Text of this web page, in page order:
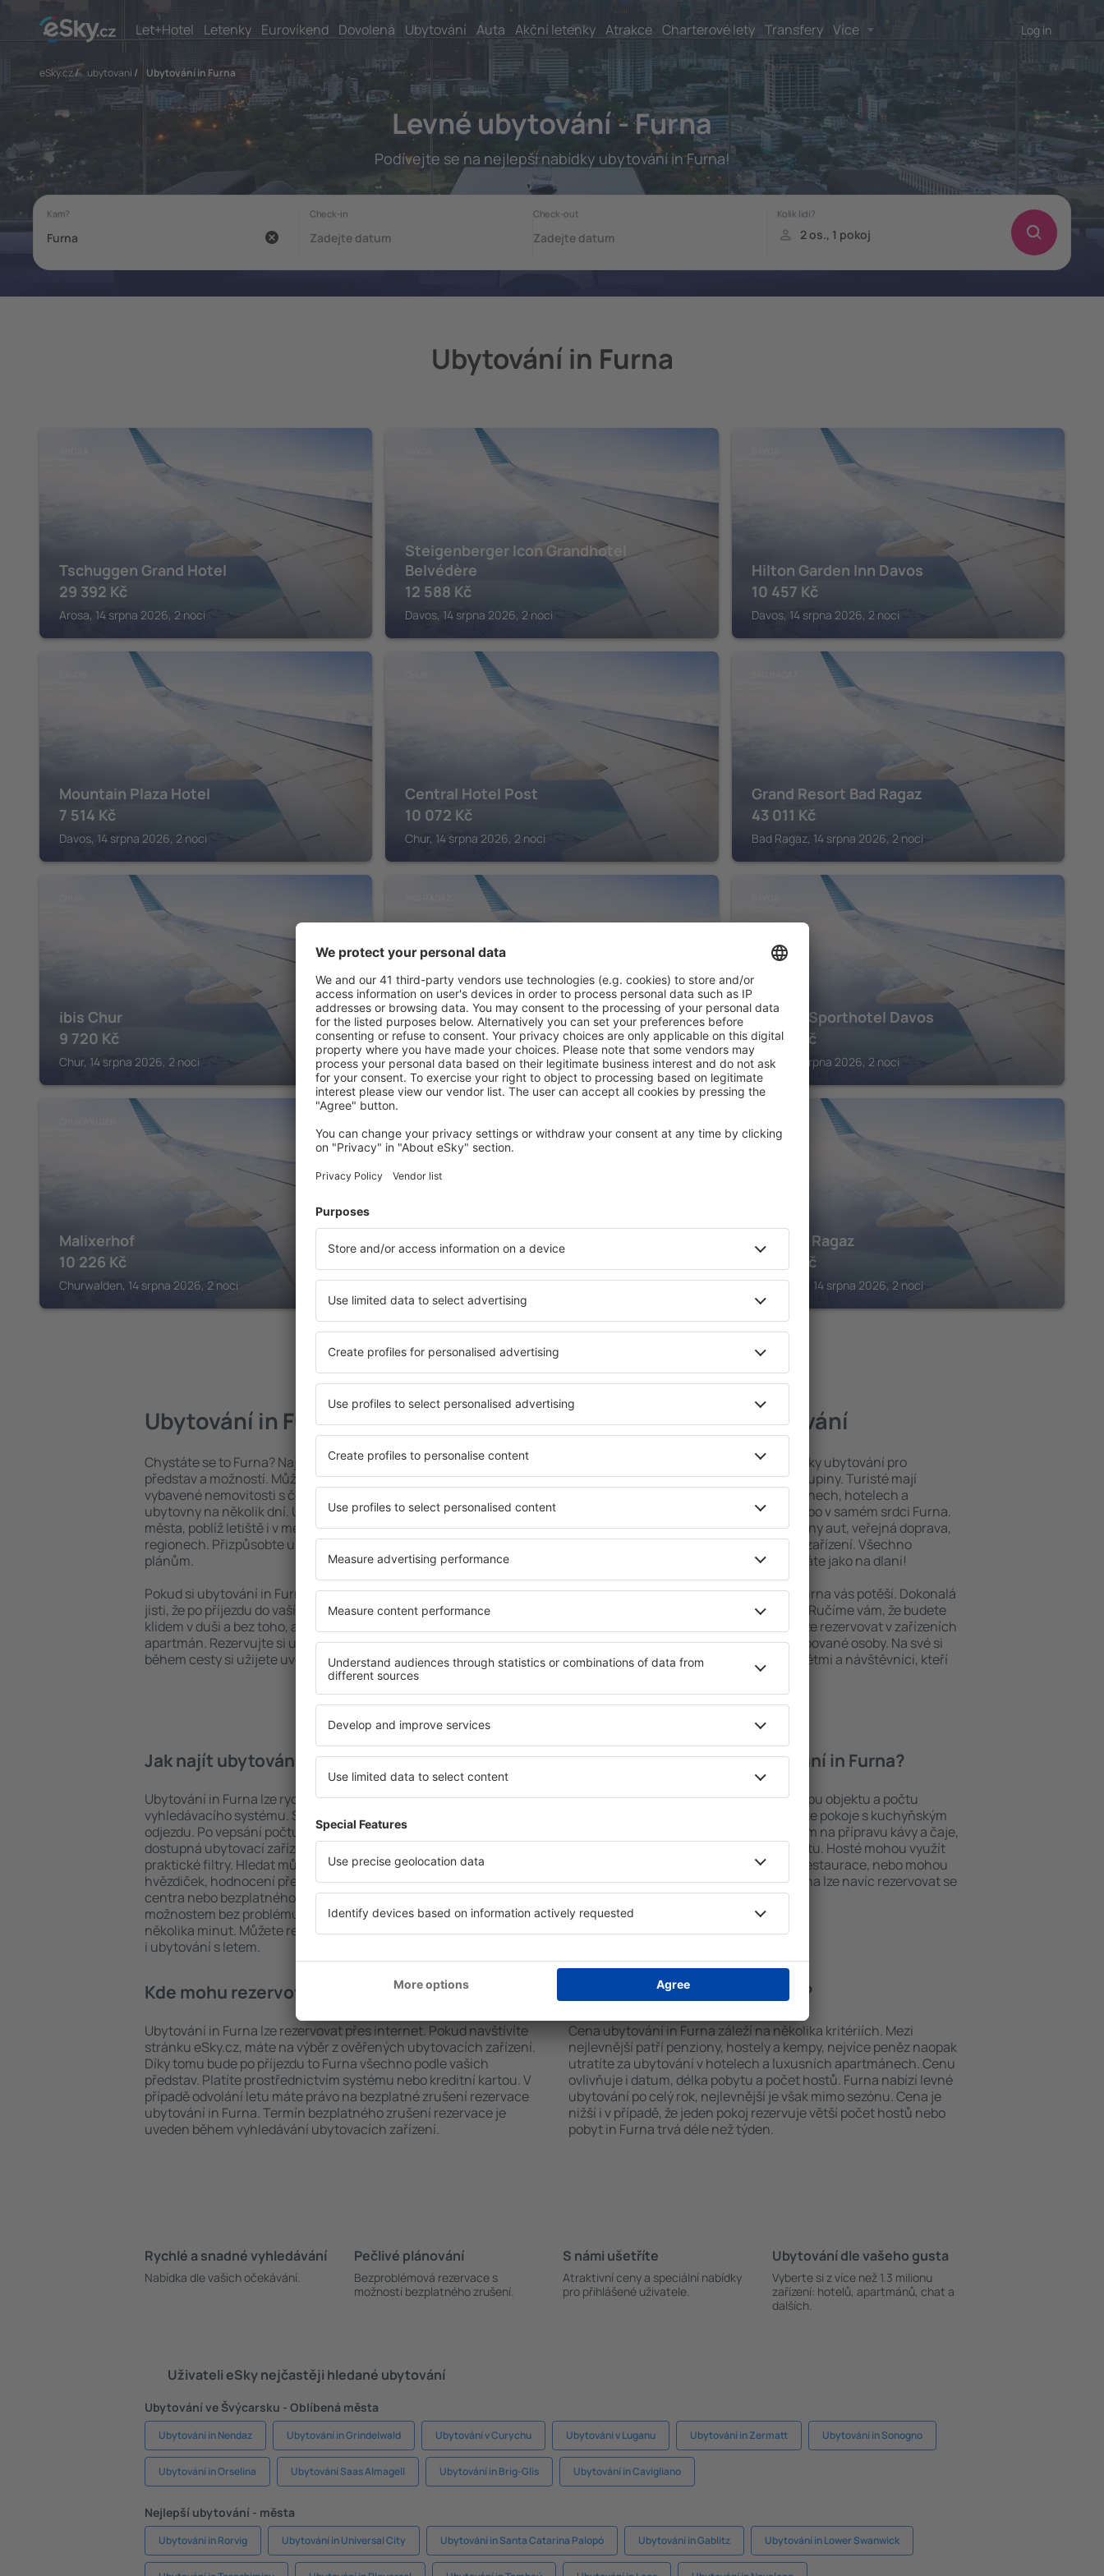
Let+Hotel Letenky Eurovíkend Dovolená Ubytování Auta Akční letenky Atrakce Charterové lety Transfery Více Log in
eSky.cz/ ubytovani / Ubytování in Furna
Levné ubytování - Furna
Podívejte se na nejlepší nabídky ubytování in Furna!
Ubytování in Furna
Tschuggen Grand Hotel
29 392 Kč
Arosa, 14 srpna 2026, 2 noci
Steigenberger Icon Grandhotel
Belvédère
12 588 Kč
Davos, 14 srpna 2026, 2 noci
Hilton Garden Inn Davos
10 457 Kč
Davos, 14 srpna 2026, 2 noci
Mountain Plaza Hotel
7 514 Kč
Davos, 14 srpna 2026, 2 noci
Central Hotel Post
10 072 Kč
Chur, 14 srpna 2026, 2 noci
Grand Resort Bad Ragaz
43 011 Kč
Bad Ragaz, 14 srpna 2026, 2 noci
ibis Chur
9 720 Kč
Chur, 14 srpna 2026, 2 noci
Sorell Hotel Tamina Bad Ragaz
12 790Kč
Bad Ragaz, 14 srpna 2026, 2 noci
Central Sporthotel Davos
12 937
Kč
Davos, 14 srpna 2026, 2 noci
Malixerhof
10 226 Kč
Churwalden, 14 srpna 2026, 2 noci
Morosani Schweizerhof
Davos, 14 srpna 2026, 2 noci
Schloss Ragaz
Kč
Bad Ragaz, 14 srpna 2026, 2 noci
Podívejte se na další nabídky in Furna
Ubytování in Furna
Chystáte se to Furna? Najděte si ubytování přesně podle vašich
představ a možností. Můžete využít prostorné, komfortně
vybavené nemovitosti s četnými vymoženostmi, jakož i levné
ubytovny na několik dní. Ubytování in Furna je dostupné v centru
města, poblíž letiště i v méně vyhledávaných okresech nebo
regionech. Přizpůsobte ubytování vašim potřebám a dalším
plánům.
Pokud si ubytování in Furna zarezervujete včas, můžete si být
jisti, že po příjezdu do vaší destinace si budete moci odpočinout s
klidem v duši a bez toho, abyste museli hledat hotel nebo
apartmán. Rezervujte si ubytování před odjezdem to Furna a
během cesty si užijete uvolněnou atmosféru.
Furna – nejlepší ubytování
in Furna si můžete vybrat ze široké nabídky ubytování pro
jednotlivce, páry, rodiny, seniory nebo skupiny. Turisté mají
možnost přenocovat v různých apartmánech, hotelech a
penzionech – v poklidných oblastech nebo v samém srdci Furna.
Mezi další výhody patří i nedaleké půjčovny aut, veřejná doprava,
četné obchody, restaurační a rekreační zařízení. Všechno
nezbytné pro nezapomenutelný výlet máte jako na dlani!
Pokud toužíte po luxusním ubytování, Furna vás potěší. Dokonalá
dovolená nebo úspěšná služební cesta? Ručíme vám, že budete
nadmíru spokojeni. Ubytování in Furna lze rezervovat v zařízeních
s bezbariérovým přístupem pro handicapované osoby. Na své si
přijdou i rodiny s batolaty nebo malými dětmi a návštěvníci, kteří
Jak najít ubytování in Furna?
Ubytování in Furna lze rychle najít prostřednictvím našeho
vyhledávacího systému. Stačí uvést cíl cesty a termín příjezdu a
odjezdu. Po vepsání počtu cestujících systém rychle najde
dostupná ubytovací zařízení in Furna. Výběr ubytování usnadní i
praktické filtry. Hledat můžete podle typu zařízení, počtu
hvězdiček, hodnocení předchozích návštěvníků, vzdálenosti od
centra nebo bezplatného zrušení rezervace. Díky těmto
možnostem bez problému najdete ubytování in Furna v průběhu
několika minut. Můžete rezervovat pouze ubytovací zařízení nebo
i ubytování s letem.
Jaké vybavení nabízí ubytování in Furna?
Vybavení ubytování in Furna záleží na typu objektu a počtu
hvězdiček. V dostupných místech najdete pokoje s kuchyňským
koutem, balkonem, klimatizací, přístrojem na přípravu kávy a čaje,
sadou ručníků nebo přístupem k internetu. Hosté mohou využít
bezplatné parkování, objednat si jídla z restaurace, nebo mohou
zvolit hotel s bazénem. Ubytování in Furna lze navíc rezervovat se
službou přepravy z nebo na letiště.
Kde mohu rezervovat ubytování in Furna?
Ubytování in Furna lze rezervovat přes internet. Pokud navštívíte
stránku eSky.cz, máte na výběr z ověřených ubytovacích zařízení.
Díky tomu bude po příjezdu to Furna všechno podle vašich
představ. Platíte prostřednictvím systému nebo kreditní kartou. V
případě odvolání letu máte právo na bezplatné zrušení rezervace
ubytování in Furna. Termín bezplatného zrušení rezervace je
uveden během vyhledávání ubytovacích zařízení.
Kolik stojí ubytování in Furna?
Cena ubytování in Furna záleží na několika kritériích. Mezi
nejlevnější patří penziony, hostely a kempy, nejvíce peněz naopak
utratíte za ubytování v hotelech a luxusních apartmánech. Cenu
ovlivňuje i datum, délka pobytu a počet hostů. Furna nabízí levné
ubytování po celý rok, nejlevnější je však mimo sezónu. Cena je
nižší i v případě, že jeden pokoj rezervuje větší počet hostů nebo
pobyt in Furna trvá déle než týden.
Rychlé a snadné vyhledávání
Nabídka dle vašich očekávání.
Pečlivé plánování
Bezproblémová rezervace s
možností bezplatného zrušení.
S námi ušetříte
Atraktivní ceny a speciální nabídky
pro přihlášené uživatele.
Ubytování dle vašeho gusta
Vyberte si z více než 1.3 milionu
zařízení: hotelů, apartmánů, chat a
dalších.
Uživateli eSky nejčastěji hledané ubytování
Ubytování ve Švýcarsku - Oblíbená města
Ubytování in Nendaz Ubytování in Grindelwald Ubytování v Curychu Ubytování v Luganu Ubytování in Zermatt Ubytování in Sonogno
Ubytování in Orselina Ubytování Saas Almagell Ubytování in Brig-Glis Ubytování in Cavigliano
Nejlepší ubytování - města
Ubytování in Rorvig Ubytování in Universal City Ubytování in Santa Catarina Palopó Ubytování in Gablitz Ubytování in Lower Swanwick